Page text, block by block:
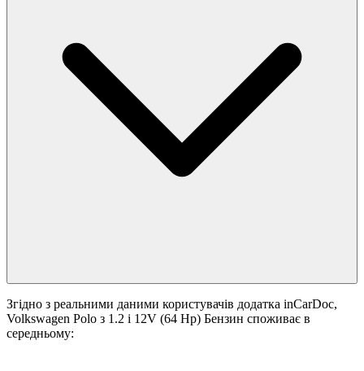
Згідно з реальними даними користувачів додатка inCarDoc,
Volkswagen Polo з 1.2 i 12V (64 Hp) Бензин споживає в
середньому: